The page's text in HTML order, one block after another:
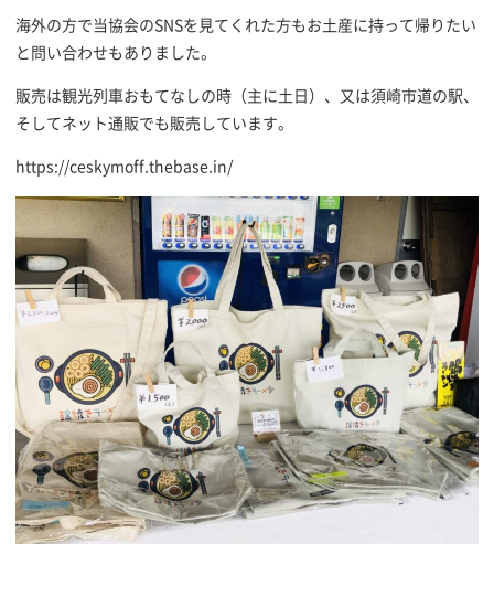
海外の方で当協会のSNSを見てくれた方もお土産に持って帰りたい
と問い合わせもありました。
販売は観光列車おもてなしの時（主に土日）、又は須崎市道の駅、
そしてネット通販でも販売しています。
https://ceskymoff.thebase.in/